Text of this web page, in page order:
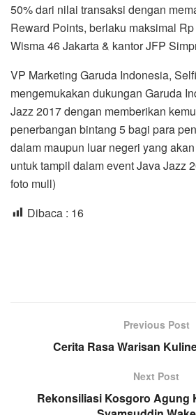
50% dari nilai transaksi dengan
Reward Points, berlaku maksimal
Wisma 46 Jakarta & kantor JFP
VP Marketing Garuda Indonesia,
mengemukakan dukungan Garuda
Jazz 2017 dengan memberikan
penerbangan bintang 5 bagi para
dalam maupun luar negeri yang
untuk tampil dalam event Java Jazz
foto mull)
Dibaca : 16
Previous Post
Cerita Rasa Warisan
Next Post
Rekonsiliasi Kosgoro Agung